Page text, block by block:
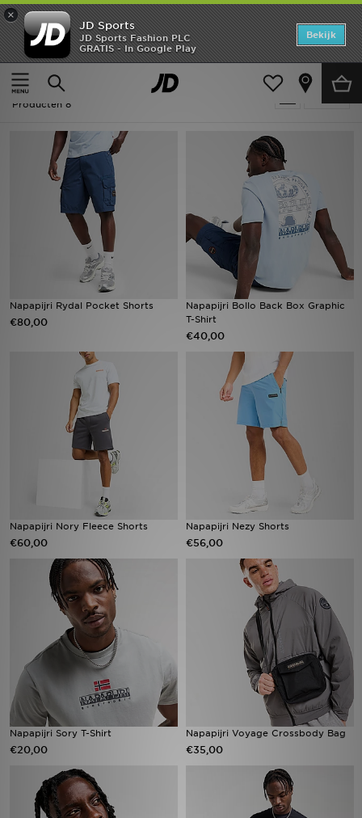
×
JD Sports
JD Sports Fashion PLC
GRATIS - In Google Play
Bekijk
Thuis
Heren
Heren - Napapijri Holiday Shop
Producten 8
Napapijri Rydal Pocket Shorts
€80,00
Napapijri Bollo Back Box Graphic
T-Shirt
€40,00
Napapijri Nory Fleece Shorts
€60,00
Napapijri Nezy Shorts
€56,00
Napapijri Sory T-Shirt
€20,00
Napapijri Voyage Crossbody Bag
€35,00
Home
Offers
New In
Dames
Sports
Vind een winkel
Bestelling traceren
Klantenservice
Download de app
Wie wij zijn